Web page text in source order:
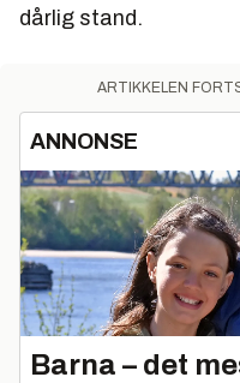
dårlig stand.
ARTIKKELEN
ANNONSE
Barna – det